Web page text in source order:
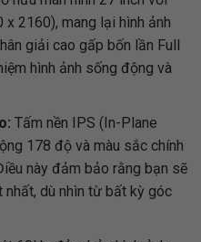
2160), mang lại hình ảnh
giải cao gấp bốn lần Full
hình ảnh sống động và
Tấm nền IPS (In-Plane
178 độ và màu sắc chính
này đảm bảo rằng bạn sẽ
nhất, dù nhìn từ bất kỳ góc